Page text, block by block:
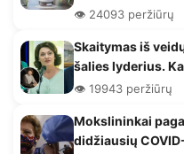
👁️ 24093 peržiūrų
Skaitymas iš
šalies lyderius.
👁️ 19943 peržiūrų
Mokslininkai
didžiausių